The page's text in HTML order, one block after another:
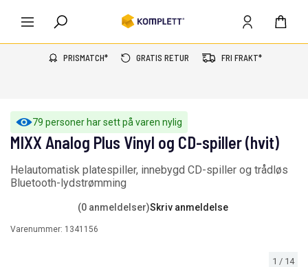
PRISMATCH* GRATIS RETUR FRI FRAKT*
79 personer har sett på varen nylig
1 / 14
MIXX Analog Plus Vinyl og CD-spiller (hvit)
Helautomatisk platespiller, innebygd CD-spiller og trådløs
Bluetooth-lydstrømming
(0 anmeldelser)Skriv anmeldelse
Varenummer: 1341156